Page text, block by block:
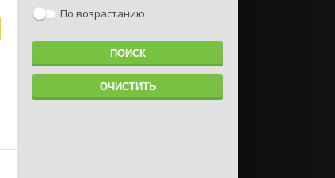
По возрастанию